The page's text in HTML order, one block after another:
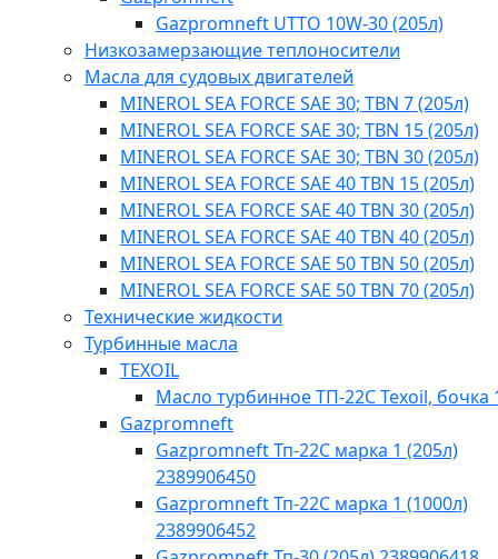
Gazpromneft UTTO 10W-30 (205л)
Низкозамерзающие теплоносители
Масла для судовых двигателей
MINEROL SEA FORCE SAE 30; TBN 7 (205л)
MINEROL SEA FORCE SAE 30; TBN 15 (205л)
MINEROL SEA FORCE SAE 30; TBN 30 (205л)
MINEROL SEA FORCE SAE 40 TBN 15 (205л)
MINEROL SEA FORCE SAE 40 TBN 30 (205л)
MINEROL SEA FORCE SAE 40 TBN 40​ (205л)
MINEROL SEA FORCE SAE 50 TBN 50 (205л)
MINEROL SEA FORCE SAE 50 TBN 70 (205л)
Технические жидкости
Турбинные масла
TEXOIL
Масло турбинное ТП-22С Texoil, бочка
Gazpromneft
Gazpromneft Тп-22С марка 1 (205л)
2389906450
Gazpromneft Тп-22С марка 1 (1000л)
2389906452